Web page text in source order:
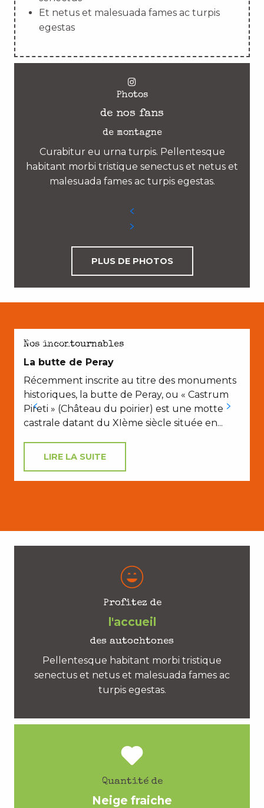
Et netus et malesuada fames ac turpis
egestas
Photos
de nos fans
de montagne
Curabitur eu urna turpis. Pellentesque
habitant morbi tristique senectus et netus et
malesuada fames ac turpis egestas.
PLUS DE PHOTOS
EN COUPLE
Nos incontournables
La butte de Peray
Récemment inscrite au titre des monuments
historiques, la butte de Peray, ou « Castrum
Pireti » (Château du poirier) est une motte
castrale datant du XIème siècle située en...
LIRE LA SUITE
Profitez de
l'accueil
des autochtones
Pellentesque habitant morbi tristique
senectus et netus et malesuada fames ac
turpis egestas.
Quantité de
Neige fraiche